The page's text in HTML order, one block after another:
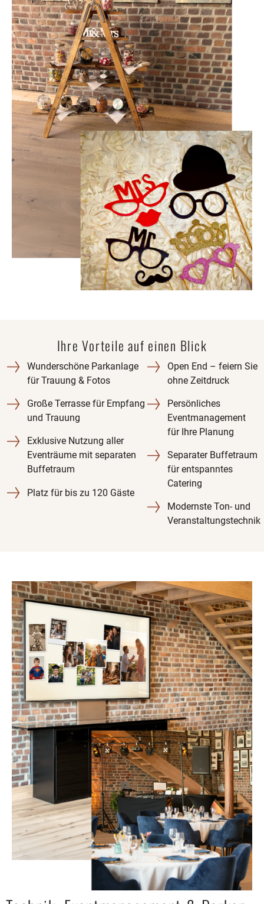
Ihre Vorteile auf einen Blick​
Wunderschöne Parkanlage
für Trauung & Fotos
Große Terrasse für Empfang
und Trauung
Exklusive Nutzung aller
Eventräume mit separaten
Buffetraum
Platz für bis zu 120 Gäste
Open End – feiern Sie
ohne Zeitdruck
Persönliches
Eventmanagement
für Ihre Planung
Separater Buffetraum
für entspanntes
Catering
Modernste Ton- und
Veranstaltungstechnik